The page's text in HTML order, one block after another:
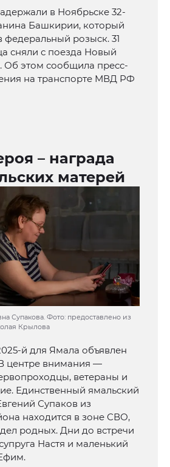
в Ноябрьске 32-
Башкирии, который
федеральный розыск. 31
сняли с поезда Новый
Об этом сообщила пресс-
на транспорте МВД РФ
– награда
матерей
Супакова. Фото: предоставлено из
Крылова
й для Ямала объявлен
центре внимания —
ветераны и
Единственный ямальский
Супаков из
находится в зоне СВО,
родных. Дни до встречи
Настя и маленький